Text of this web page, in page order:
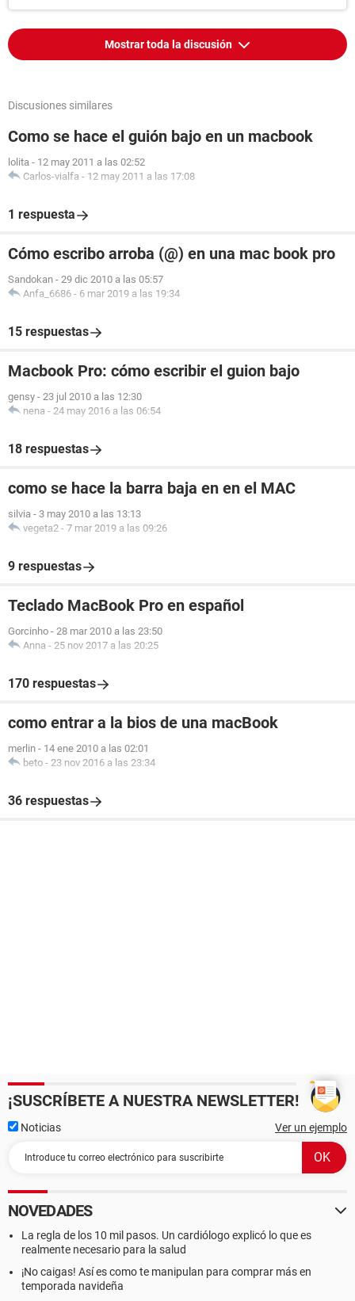
Mostrar toda la discusión
Discusiones similares
Como se hace el guión bajo en un macbook
lolita - 12 may 2011 a las 02:52
Carlos-vialfa - 12 may 2011 a las 17:08
1 respuesta
Cómo escribo arroba (@) en una mac book pro
Sandokan - 29 dic 2010 a las 05:57
Anfa_6686 - 6 mar 2019 a las 19:34
15 respuestas
Macbook Pro: cómo escribir el guion bajo
gensy - 23 jul 2010 a las 12:30
nena - 24 may 2016 a las 06:54
18 respuestas
como se hace la barra baja en en el MAC
silvia - 3 may 2010 a las 13:13
vegeta2 - 7 mar 2019 a las 09:26
9 respuestas
Teclado MacBook Pro en español
Gorcinho - 28 mar 2010 a las 23:50
Anna - 25 nov 2017 a las 20:25
170 respuestas
como entrar a la bios de una macBook
merlin - 14 ene 2010 a las 02:01
beto - 23 nov 2016 a las 23:34
36 respuestas
¡SUSCRÍBETE A NUESTRA NEWSLETTER!
Noticias Ver un ejemplo
NOVEDADES
La regla de los 10 mil pasos. Un cardiólogo explicó lo que es
realmente necesario para la salud
¡No caigas! Así es como te manipulan para comprar más en
temporada navideña